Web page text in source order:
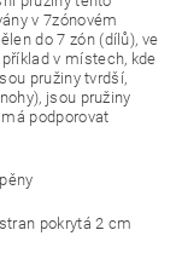
v 7zónovém
do 7 zón (dílů), ve
v místech, kde
pružiny tvrdší,
jsou pružiny
podporovat
pokrytá 2 cm